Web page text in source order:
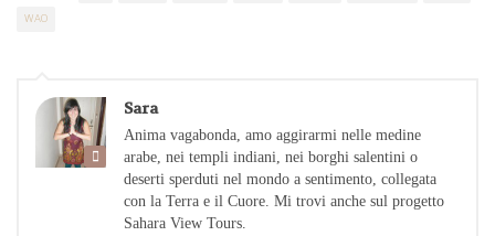
WAO
Sara
Anima vagabonda, amo aggirarmi nelle medine
arabe, nei templi indiani, nei borghi salentini o
deserti sperduti nel mondo a sentimento, collegata
con la Terra e il Cuore. Mi trovi anche sul progetto
Sahara View Tours.